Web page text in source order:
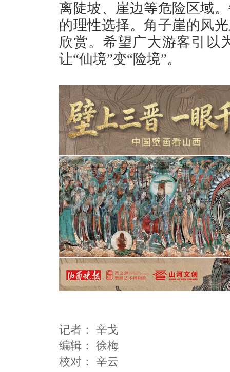
离陡坡、崖边等危险区域
的理性选择。角子崖的风
欣赏。希望广大游客引以
让“仙境”变“险境”。
记者： 辛戈
编辑： 徐梅